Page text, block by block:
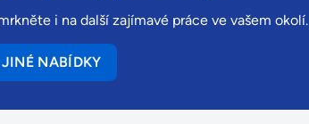
i na další zajímavé práce ve vašem okolí.
NABÍDKY